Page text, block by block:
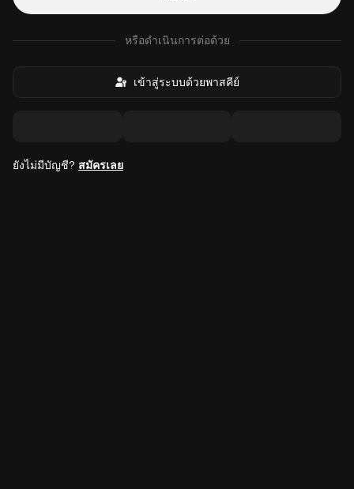
หรือดำเนินการต่อด้วย
เข้าสู่ระบบด้วยพาสคีย์
ยังไม่มีบัญชี? สมัครเลย